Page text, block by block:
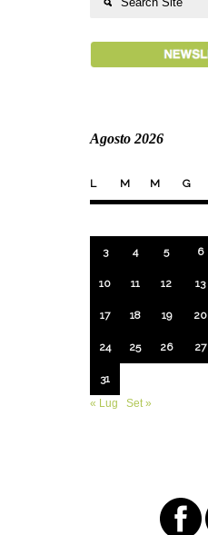
Agosto 2026
L M M G
3 4 5 6
10 11 12 13
17 18 19 20
24 25 26 27
31
« Lug
Set »